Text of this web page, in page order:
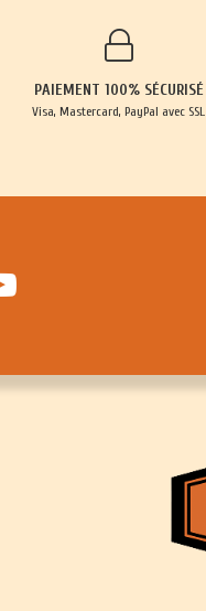
PAIEMENT 100% SÉCURISÉ
Visa, Mastercard, PayPal avec SSL